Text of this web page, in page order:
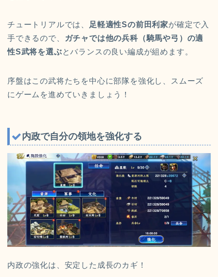
チュートリアルでは、 足軽適性Sの前田利家が確定で入
手できるので、
ガチャでは他の兵科（騎馬や弓）の適
性S武将を選ぶとバランスの良い編成が組めます。
序盤はこの武将たちを中心に部隊を強化し、スムーズ
にゲームを進めていきましょう！
内政で自分の領地を強化する
内政の強化は、安定した成長のカギ！